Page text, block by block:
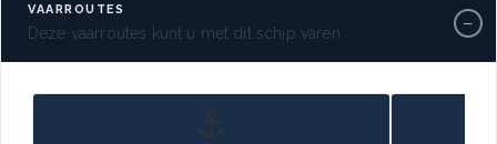
VAARROUTES
Deze vaarroutes kunt u met dit schip varen −
⚓